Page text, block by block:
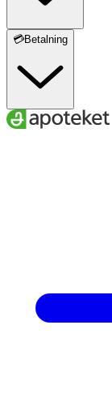
💳Betalning